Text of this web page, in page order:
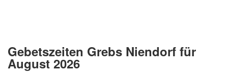
Gebetszeiten Grebs Niendorf für
August 2026